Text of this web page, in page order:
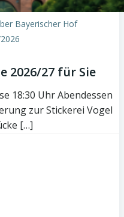
Bayerischer Hof
2026/27 für Sie
18:30 Uhr Abendessen
zur Stickerei Vogel
[…]